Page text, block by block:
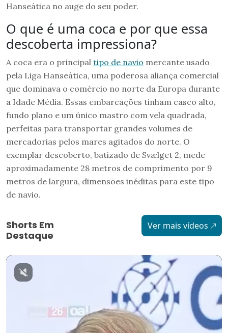
Hanseática no auge do seu poder.
O que é uma coca e por que essa
descoberta impressiona?
A coca era o principal tipo de navio mercante usado
pela Liga Hanseática, uma poderosa aliança comercial
que dominava o comércio no norte da Europa durante
a Idade Média. Essas embarcações tinham casco alto,
fundo plano e um único mastro com vela quadrada,
perfeitas para transportar grandes volumes de
mercadorias pelos mares agitados do norte. O
exemplar descoberto, batizado de Svælget 2, mede
aproximadamente 28 metros de comprimento por 9
metros de largura, dimensões inéditas para este tipo
de navio.
Shorts Em
Destaque
Ver mais vídeos